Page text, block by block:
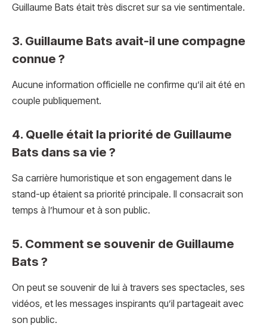
Guillaume Bats était très discret sur sa vie sentimentale.
3. Guillaume Bats avait-il une compagne
connue ?
Aucune information officielle ne confirme qu’il ait été en
couple publiquement.
4. Quelle était la priorité de Guillaume
Bats dans sa vie ?
Sa carrière humoristique et son engagement dans le
stand-up étaient sa priorité principale. Il consacrait son
temps à l’humour et à son public.
5. Comment se souvenir de Guillaume
Bats ?
On peut se souvenir de lui à travers ses spectacles, ses
vidéos, et les messages inspirants qu’il partageait avec
son public.